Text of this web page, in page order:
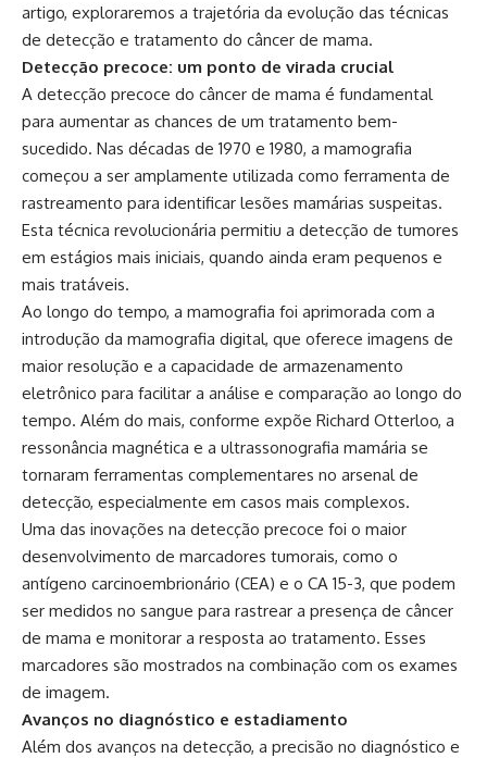
artigo, exploraremos a trajetória da evolução das técnicas
de detecção e tratamento do câncer de mama.
Detecção precoce: um ponto de virada crucial
A detecção precoce do câncer de mama é fundamental
para aumentar as chances de um tratamento bem-
sucedido. Nas décadas de 1970 e 1980, a mamografia
começou a ser amplamente utilizada como ferramenta de
rastreamento para identificar lesões mamárias suspeitas.
Esta técnica revolucionária permitiu a detecção de tumores
em estágios mais iniciais, quando ainda eram pequenos e
mais tratáveis.
Ao longo do tempo, a mamografia foi aprimorada com a
introdução da mamografia digital, que oferece imagens de
maior resolução e a capacidade de armazenamento
eletrônico para facilitar a análise e comparação ao longo do
tempo. Além do mais, conforme expõe Richard Otterloo, a
ressonância magnética e a ultrassonografia mamária se
tornaram ferramentas complementares no arsenal de
detecção, especialmente em casos mais complexos.
Uma das inovações na detecção precoce foi o maior
desenvolvimento de marcadores tumorais, como o
antígeno carcinoembrionário (CEA) e o CA 15-3, que podem
ser medidos no sangue para rastrear a presença de câncer
de mama e monitorar a resposta ao tratamento. Esses
marcadores são mostrados na combinação com os exames
de imagem.
Avanços no diagnóstico e estadiamento
Além dos avanços na detecção, a precisão no diagnóstico e